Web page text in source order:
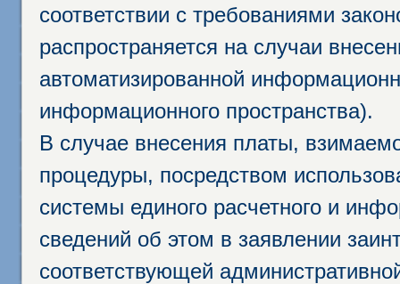
соответствии с требованиями
распространяется на случаи
автоматизированной
информационного пространства).
В случае внесения платы,
процедуры, посредством
системы единого расчетного и
сведений об этом в заявлении
соответствующей